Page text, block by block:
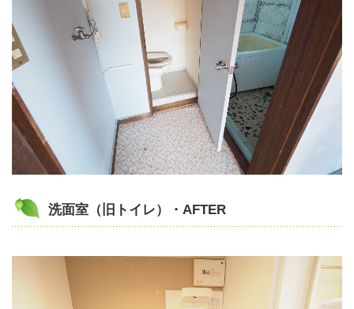
洗面室（旧トイレ）・AFTER